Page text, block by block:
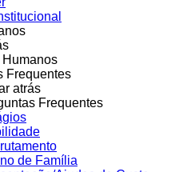
Humanos
Frequentes
atrás
Frequentes
de Família